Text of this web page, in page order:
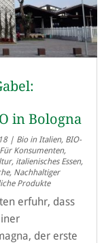
in Bologna
| Bio in Italien, BIO-
Für Konsumenten,
, italienisches Essen,
, Nachhaltiger
Produkte
erfuhr, dass
der erste